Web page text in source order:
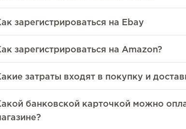
зарегистрироваться на Ebay
зарегистрироваться на Amazon?
затраты входят в покупку и
банковской карточкой можно